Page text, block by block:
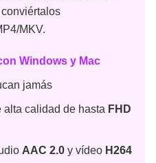
MKV.
Windows y Mac
jamás
calidad de hasta FHD
AAC 2.0 y vídeo H264